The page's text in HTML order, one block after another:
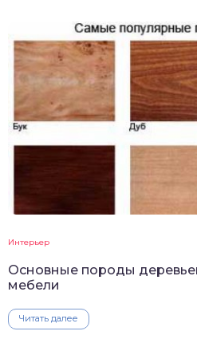
Интерьер
Основные породы
мебели
Читать далее